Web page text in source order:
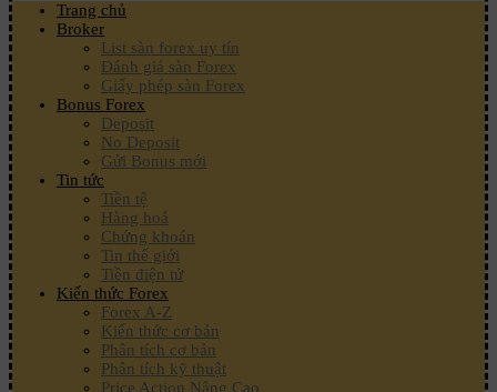
Trang chủ
Broker
List sàn forex uy tín
Đánh giá sàn Forex
Giấy phép sàn Forex
Bonus Forex
Deposit
No Deposit
Gửi Bonus mới
Tin tức
Tiền tệ
Hàng hoá
Chứng khoán
Tin thế giới
Tiền điện tử
Kiến thức Forex
Forex A-Z
Kiến thức cơ bản
Phân tích cơ bản
Phân tích kỹ thuật
Price Action Nâng Cao